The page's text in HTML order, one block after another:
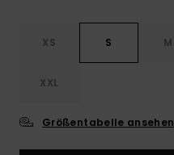
XS S M
XXL
Größentabelle ansehen